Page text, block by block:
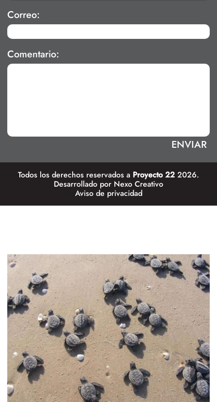
Correo:
Comentario:
Todos los derechos reservados a Proyecto 22 2026.
Desarrollado por Nexo Creativo
Aviso de privacidad